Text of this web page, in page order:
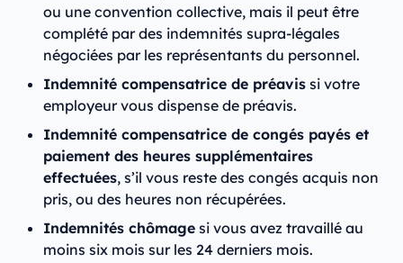
ou une convention collective, mais il peut être
complété par des indemnités supra-légales
négociées par les représentants du personnel.
Indemnité compensatrice de préavis si votre
employeur vous dispense de préavis.
Indemnité compensatrice de congés payés et
paiement des heures supplémentaires
effectuées, s’il vous reste des congés acquis non
pris, ou des heures non récupérées.
Indemnités chômage si vous avez travaillé au
moins six mois sur les 24 derniers mois.